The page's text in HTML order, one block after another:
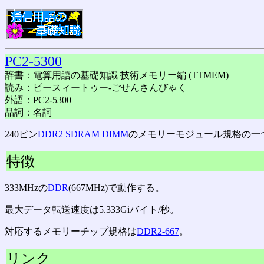
PC2-5300
辞書：電算用語の基礎知識 技術メモリー編 (TTMEM)
読み：ピースィートゥー-ごせんさんびゃく
外語：PC2-5300
品詞：名詞
240ピンDDR2 SDRAM DIMMのメモリーモジュール規格の一
特徴
333MHzのDDR(667MHz)で動作する。
最大データ転送速度は5.333Giバイト/秒。
対応するメモリーチップ規格はDDR2-667。
リンク